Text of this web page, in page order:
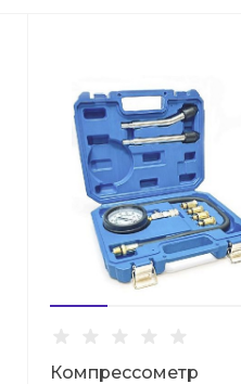
Компрессометр